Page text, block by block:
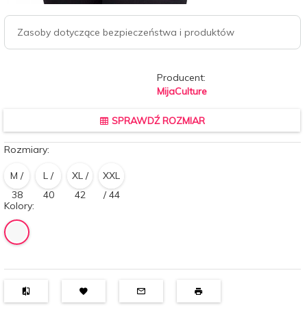
Zasoby dotyczące bezpieczeństwa i produktów
Producent:
MijaCulture
SPRAWDŹ ROZMIAR
Rozmiary:
M /
38
L /
40
XL /
42
XXL
/ 44
Kolory: